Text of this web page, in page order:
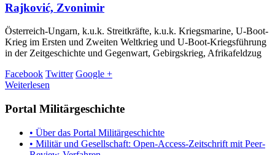
Rajković, Zvonimir
Österreich-Ungarn, k.u.k. Streitkräfte, k.u.k. Kriegsmarine, U-Boot-
Krieg im Ersten und Zweiten Weltkrieg und U-Boot-Kriegsführung
in der Zeitgeschichte und Gegenwart, Gebirgskrieg, Afrikafeldzug
Facebook Twitter Google +
Weiterlesen
Portal Militärgeschichte
• Über das Portal Militärgeschichte
• Militär und Gesellschaft: Open-Access-Zeitschrift mit Peer-